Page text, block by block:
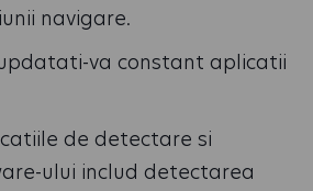
navigare.
va constant aplicatii
de detectare si
ului includ detectarea